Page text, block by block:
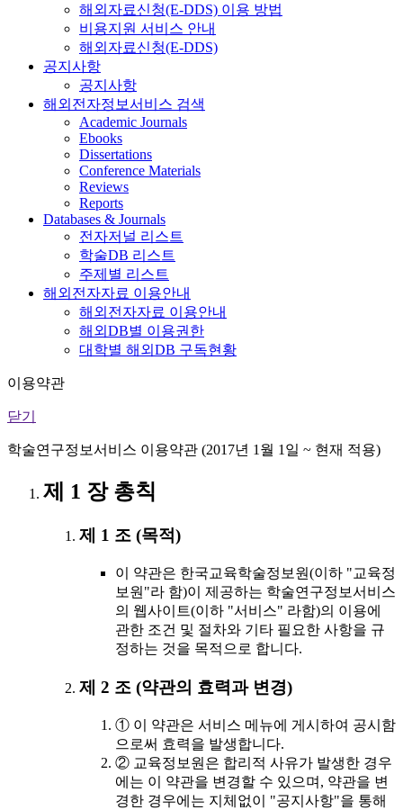
해외자료신청(E-DDS) 이용 방법
비용지원 서비스 안내
해외자료신청(E-DDS)
공지사항
공지사항
해외전자정보서비스 검색
Academic Journals
Ebooks
Dissertations
Conference Materials
Reviews
Reports
Databases & Journals
전자저널 리스트
학술DB 리스트
주제별 리스트
해외전자자료 이용안내
해외전자자료 이용안내
해외DB별 이용권한
대학별 해외DB 구독현황
이용약관
닫기
학술연구정보서비스 이용약관 (2017년 1월 1일 ~ 현재 적용)
제 1 장 총칙
제 1 조 (목적)
이 약관은 한국교육학술정보원(이하 "교육정
보원"라 함)이 제공하는 학술연구정보서비스
의 웹사이트(이하 "서비스" 라함)의 이용에
관한 조건 및 절차와 기타 필요한 사항을 규
정하는 것을 목적으로 합니다.
제 2 조 (약관의 효력과 변경)
① 이 약관은 서비스 메뉴에 게시하여 공시함
으로써 효력을 발생합니다.
② 교육정보원은 합리적 사유가 발생한 경우
에는 이 약관을 변경할 수 있으며, 약관을 변
경한 경우에는 지체없이 "공지사항"을 통해